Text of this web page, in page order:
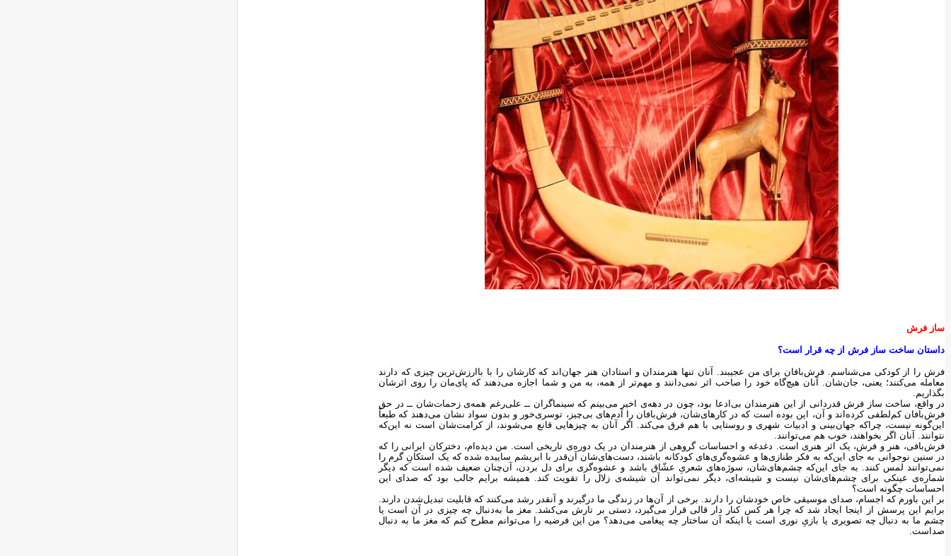
ساز فرش
داستان ساخت ساز فرش از چه قرار است؟
فرش را از کودکی می‌شناسم. فرش‌بافان برای من عجیبند. آنان تنها هنرمندان و استادان هنر جهان‌اند که کارشان را با باارزش‌ترین چیزی که دارند
معامله می‌کنند؛ یعنی، جان‌شان. آنان هیچ‌گاه خود را صاحب اثر نمی‌دانند و مهم‌تر از همه‌، به من و شما اجازه می‌دهند که پای‌مان را روی اثرشان
بگذاریم.
در واقع، ساخت ساز فرش قدردانی از این هنرمندان بی‌ادعا بود، چون در دهه‌ی اخیر می‌بینم که سینماگران ــ علی‌رغم همه‌ی زحمات‌شان ــ در حق
فر‌ش‌بافان کم‌لطفی کرده‌اند و آن، این بوده است که در کارهای‌شان، فرش‌بافان را آدم‌های بی‌چیز، توسری‌خور و بدون سواد نشان می‌دهند که طبعاً
این‌گونه نیست، چراکه جهان‌بینی و ادبیات شهری و روستایی با هم فرق می‌کند. اگر آنان به چیزهایی قانع می‌شوند، از کرامت‌شان است نه این‌که
نتوانند. آنان اگر بخواهند، خوب هم می‌توانند.
فرش‌بافی، هنر و فرش، یک اثر هنری است. دغدغه و احساسات گروهی از هنرمندان در یک دوره‌ی تاریخی است. من دیده‌ام، دخترکان ایرانی را که
در سنین نوجوانی به جای این‌که به فکر طنازی‌ها و عشوه‌گری‌های کودکانه باشند، دست‌های‌شان آن‌قدر با ابریشم ساییده ‌شده که یک استکانِ گرم را
نمی‌توانند لمس کنند. به جای این‌که چشم‌های‌شان، سوژه‌های شعریِ عشّاق باشد و عشوه‌گری برای دل ‌بردن، آن‌چنان ضعیف شده است که دیگر
شماره‌ی عینکی برای چشم‌های‌شان نیست و شیشه‌ای، دیگر نمی‌تواند آن شیشه‌ی زلال را تقویت کند. همیشه برایم جالب بود که صدای این
احساسات چگونه است؟
بر این باورم که اجسام، صدای موسیقی خاص خودشان را دارند. برخی از آن‌ها در زندگی ما درگیرند و آنقدر رشد می‌کنند که قابلیت تبدیل‌شدن دارند.
برایم این پرسش از اینجا ایجاد شد که چرا هر کس کنار دار قالی قرار می‌گیرد، دستی بر تارش می‌کشد. مغز ما به‌دنبال چه چیزی در آن است یا
چشم ما به دنبال چه تصویری یا بازیِ نوری است یا اینکه آن ساختار چه پیغامی می‌دهد؟ من این فرضیه را می‌توانم مطرح کنم که مغز ما به دنبال
صداست.